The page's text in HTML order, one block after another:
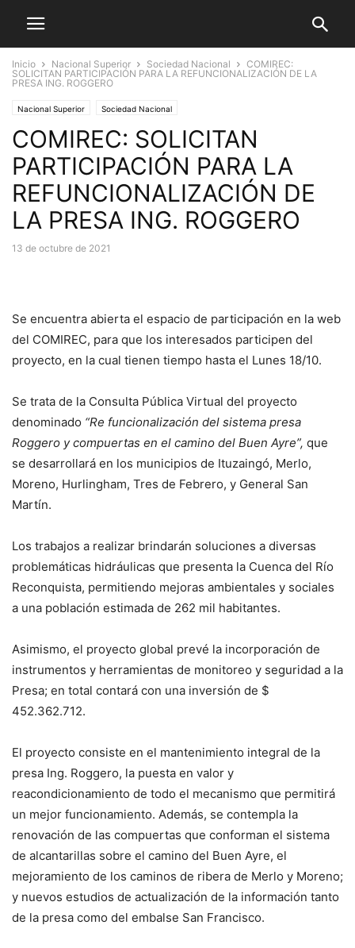
Inicio Nacional Superior Sociedad Nacional
COMIREC:
SOLICITAN PARTICIPACIÓN PARA LA REFUNCIONALIZACIÓN DE LA
PRESA ING. ROGGERO
Nacional Superior Sociedad Nacional
COMIREC: SOLICITAN
PARTICIPACIÓN PARA LA
REFUNCIONALIZACIÓN DE
LA PRESA ING. ROGGERO
13 de octubre de 2021
Se encuentra abierta el espacio de participación en la web
del COMIREC, para que los interesados participen del
proyecto, en la cual tienen tiempo hasta el Lunes 18/10.
Se trata de la Consulta Pública Virtual del proyecto
denominado “Re funcionalización del sistema presa
Roggero y compuertas en el camino del Buen Ayre”, que
se desarrollará en los municipios de Ituzaingó, Merlo,
Moreno, Hurlingham, Tres de Febrero, y General San
Martín.
Los trabajos a realizar brindarán soluciones a diversas
problemáticas hidráulicas que presenta la Cuenca del Río
Reconquista, permitiendo mejoras ambientales y sociales
a una población estimada de 262 mil habitantes.
Asimismo, el proyecto global prevé la incorporación de
instrumentos y herramientas de monitoreo y seguridad a la
Presa; en total contará con una inversión de $
452.362.712.
El proyecto consiste en el mantenimiento integral de la
presa Ing. Roggero, la puesta en valor y
reacondicionamiento de todo el mecanismo que permitirá
un mejor funcionamiento. Además, se contempla la
renovación de las compuertas que conforman el sistema
de alcantarillas sobre el camino del Buen Ayre, el
mejoramiento de los caminos de ribera de Merlo y Moreno;
y nuevos estudios de actualización de la información tanto
de la presa como del embalse San Francisco.